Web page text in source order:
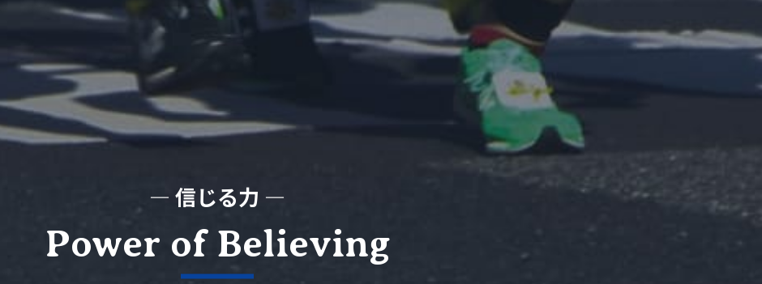
― 信じる力 ―
Power of Believing